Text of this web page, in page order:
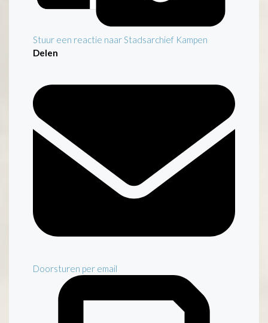
Stuur een reactie naar Stadsarchief Kampen
Delen
Doorsturen per email